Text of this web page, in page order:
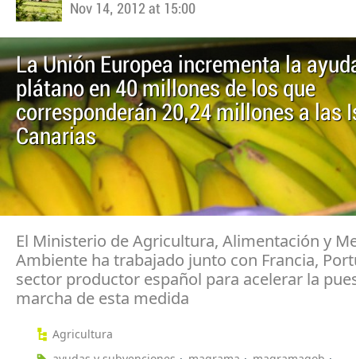
Nov 14, 2012 at 15:00
La Unión Europea incrementa la
plátano en 40 millones de los que
corresponderán 20,24 millones a las
Canarias
El Ministerio de Agricultura, Alimentación y
Ambiente ha trabajado junto con Francia,
sector productor español para acelerar la
marcha de esta medida
Agricultura